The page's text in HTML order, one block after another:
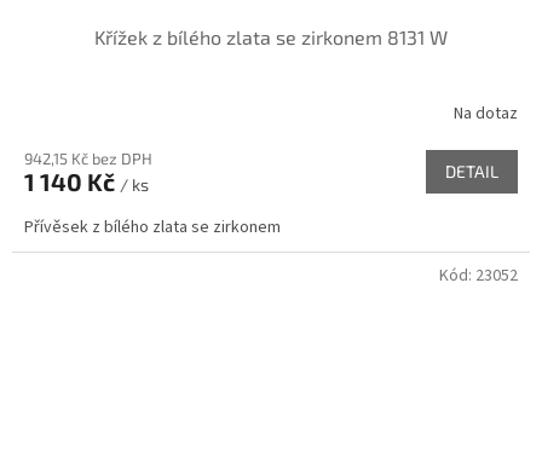
Křížek z bílého zlata se zirkonem 8131 W
Na dotaz
942,15 Kč bez DPH
1 140 Kč / ks
DETAIL
Přívěsek z bílého zlata se zirkonem
Kód: 23052